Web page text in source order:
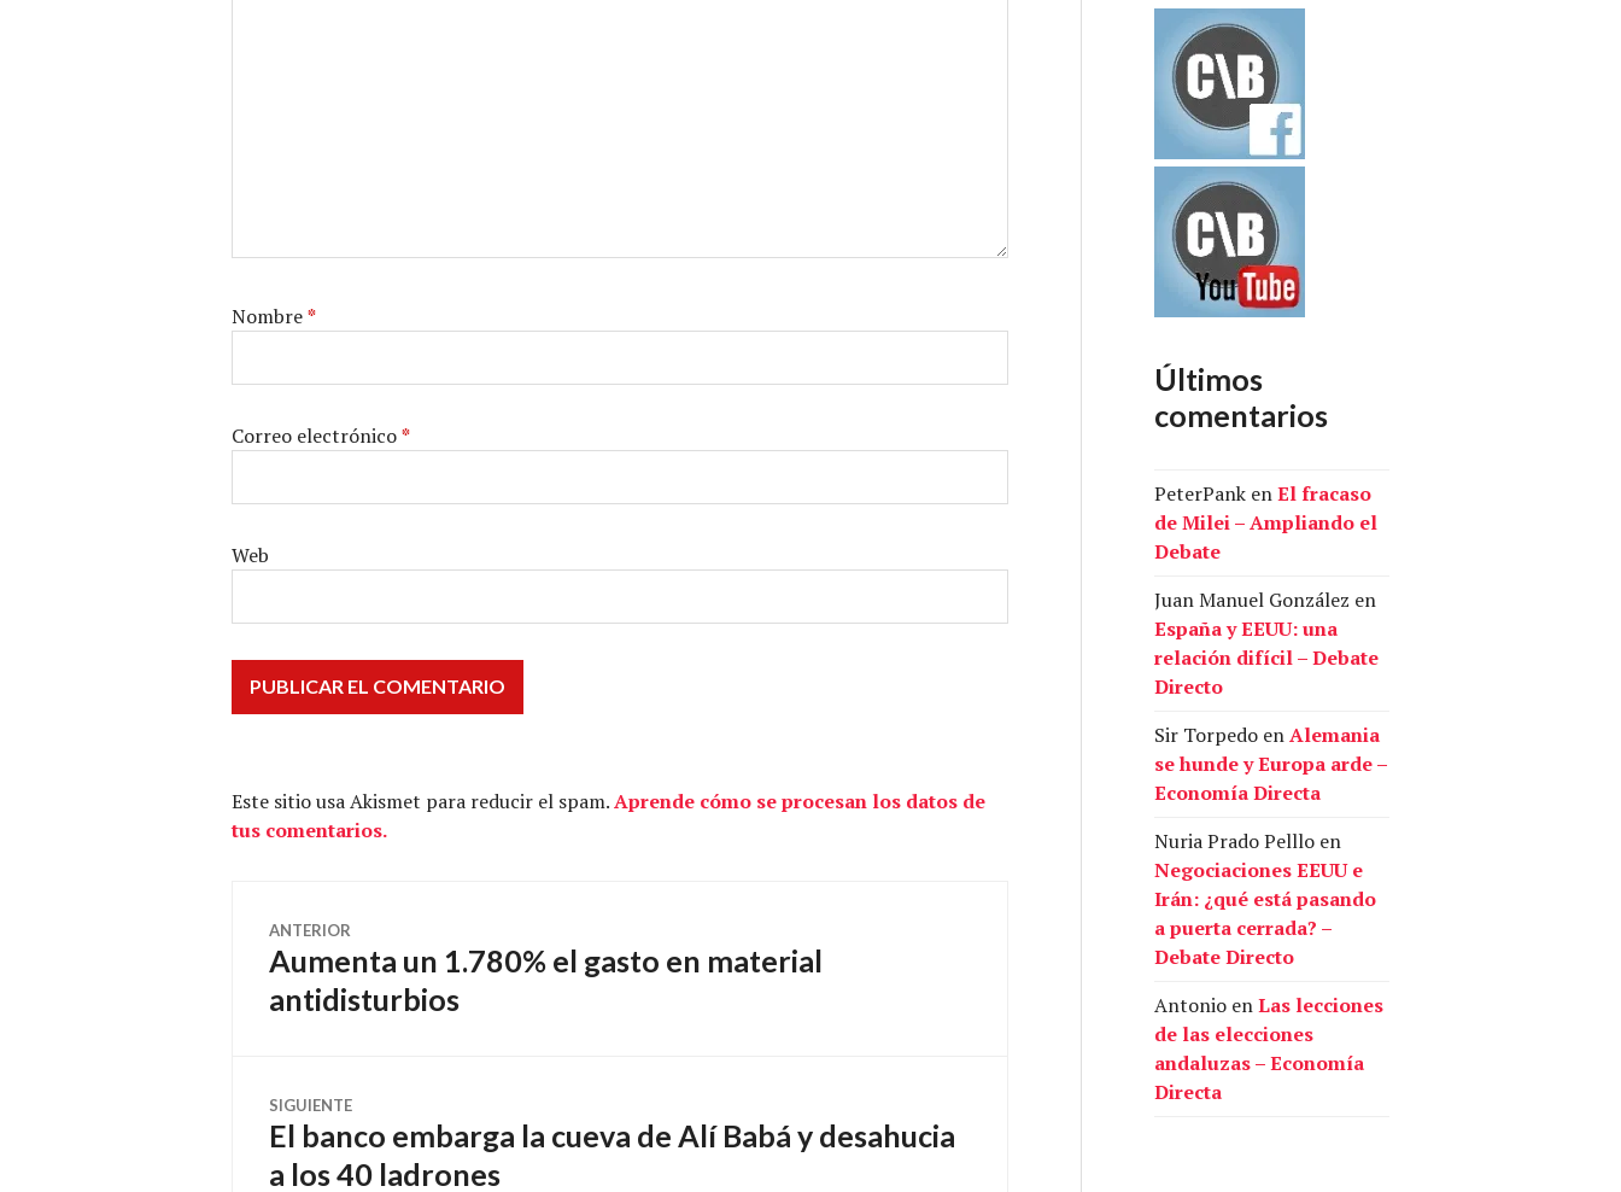
Nombre*
Correo electrónico*
Web
Este sitio usa Akismet para reducir el spam.Aprende cómo se procesan los datos de
tus comentarios.
Navegación
de
ANTERIOR
Entrada
anterior:
Aumenta un 1.780% el gasto en material
antidisturbios
SIGUIENTE
Entrada
siguiente:
El banco embarga la cueva de Alí Babá y desahucia
a los 40 ladrones
Últimos
comentarios
PeterPank enEl fracaso
de Milei – Ampliando el
Debate
Juan Manuel González en
España y EEUU: una
relación difícil – Debate
Directo
Sir Torpedo enAlemania
se hunde y Europa arde –
Economía Directa
Nuria Prado Pelllo en
Negociaciones EEUU e
Irán: ¿qué está pasando
a puerta cerrada? –
Debate Directo
Antonio enLas lecciones
de las elecciones
andaluzas – Economía
Directa